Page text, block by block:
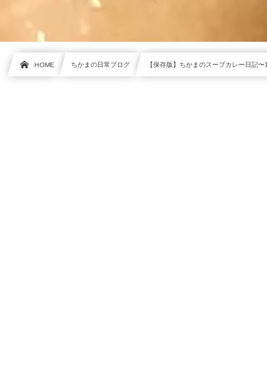
HOME ちかまの日常ブログ 【保存版】ちかまのスープカレー日記